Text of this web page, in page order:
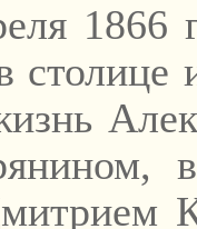
1866